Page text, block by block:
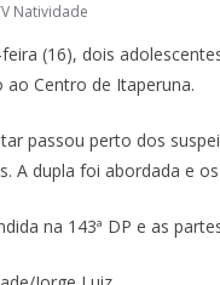
Natividade
(16), dois
Centro de Itaperuna.
passou perto dos
A dupla foi abordada e
na 143ª DP e as